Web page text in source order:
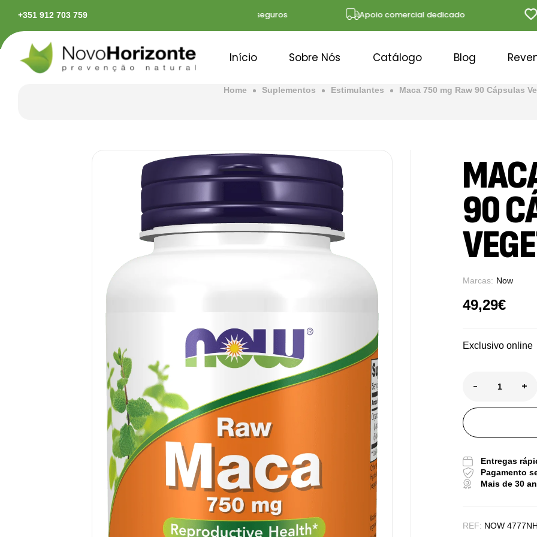
+351 912 703 759
em território continental Pagamentos seguros Apoio comercial dedicado
Início Sobre Nós Catálogo Blog
Home Suplementos Estimulantes Maca 750 mg Raw 90 Cápsulas
90
Marcas: Now
49,29€
Exclusivo online
- +
Entregas
Pagamento
Mais de 30
REF: NOW 4777NH